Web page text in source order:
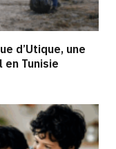
d’Utique, une
Tunisie